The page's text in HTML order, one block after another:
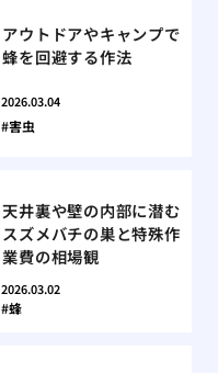
アウトドアやキャンプで
蜂を回避する作法
2026.03.04
害虫
天井裏や壁の内部に潜む
スズメバチの巣と特殊作
業費の相場観
2026.03.02
蜂